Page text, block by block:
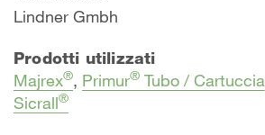
Lindner Gmbh
Prodotti utilizzati
Majrex®, Primur® Tubo / Cartuccia
Sicrall®